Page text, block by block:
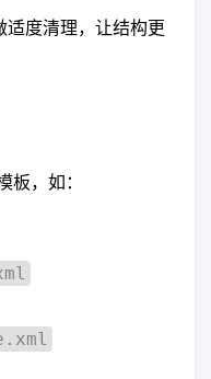
适度清理，让结构更
板，如：